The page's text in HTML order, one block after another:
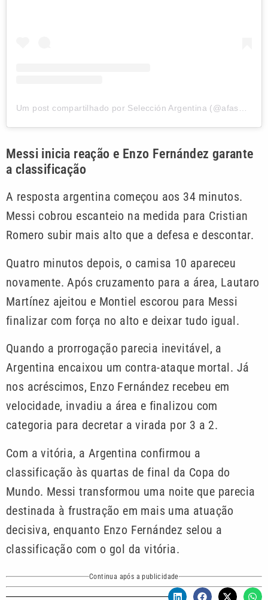
Messi inicia reação e Enzo Fernández garante
a classificação
A resposta argentina começou aos 34 minutos.
Messi cobrou escanteio na medida para Cristian
Romero subir mais alto que a defesa e descontar.
Quatro minutos depois, o camisa 10 apareceu
novamente. Após cruzamento para a área, Lautaro
Martínez ajeitou e Montiel escorou para Messi
finalizar com força no alto e deixar tudo igual.
Quando a prorrogação parecia inevitável, a
Argentina encaixou um contra-ataque mortal. Já
nos acréscimos, Enzo Fernández recebeu em
velocidade, invadiu a área e finalizou com
categoria para decretar a virada por 3 a 2.
Com a vitória, a Argentina confirmou a
classificação às quartas de final da Copa do
Mundo. Messi transformou uma noite que parecia
destinada à frustração em mais uma atuação
decisiva, enquanto Enzo Fernández selou a
classificação com o gol da vitória.
Continua após a publicidade